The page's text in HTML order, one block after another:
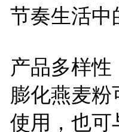
节奏生活中
产品多样性
膨化燕麦
使用，也可